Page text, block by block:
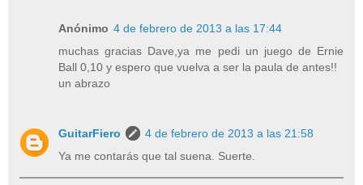
Anónimo 4 de febrero de 2013 a las 17:44
muchas gracias Dave,ya me pedi un juego de Ernie
Ball 0,10 y espero que vuelva a ser la paula de antes!!
un abrazo
GuitarFiero
4 de febrero de 2013 a las 21:58
Ya me contarás que tal suena. Suerte.